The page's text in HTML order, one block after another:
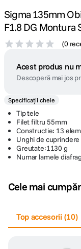
Sigma 135mm
F1.8 DG Montura
(0
Acest produs nu
Descoperă mai jos
Specificații cheie
Tip tele
Filet filtru 55mm
Constructie: 13
Unghi de cuprindere
Greutate:1130 g
Numar lamele
Cele mai
Top accesorii (10)